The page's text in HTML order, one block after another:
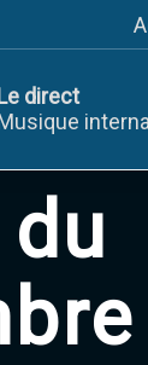
direct